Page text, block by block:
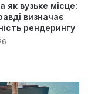
як вузьке місце:
визначає
рендерингу